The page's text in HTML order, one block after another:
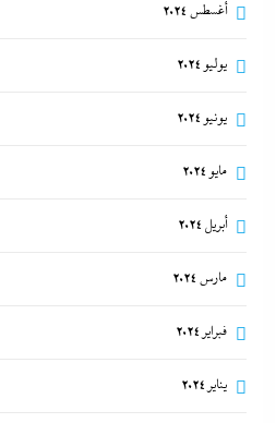
أغسطس 2024
يوليو 2024
يونيو 2024
مايو 2024
أبريل 2024
مارس 2024
فبراير 2024
يناير 2024